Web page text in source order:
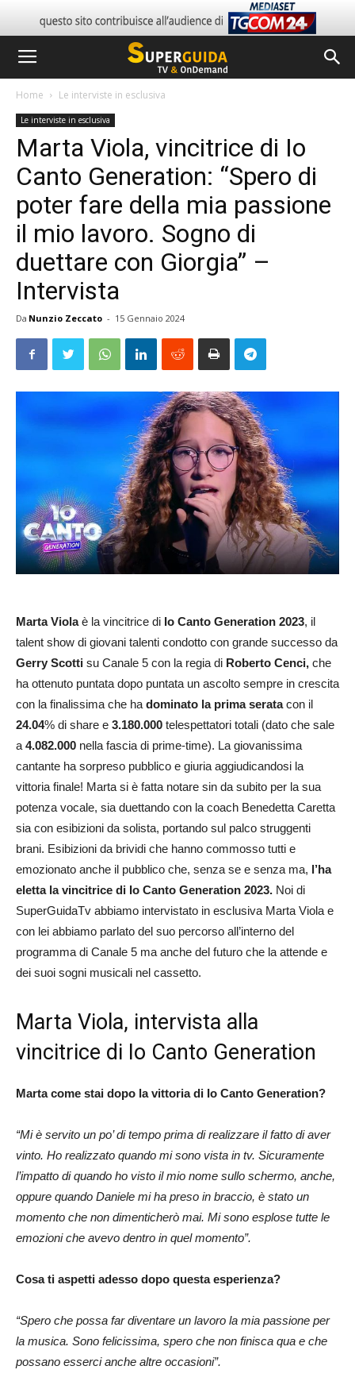
Home Le interviste in esclusiva
Le interviste in esclusiva
Marta Viola, vincitrice di Io
Canto Generation: “Spero di
poter fare della mia passione
il mio lavoro. Sogno di
duettare con Giorgia” –
Intervista
Da Nunzio Zeccato - 15 Gennaio 2024
Marta Violaè la vincitrice di Io Canto Generation 2023, il
talent show di giovani talenti condotto con grande successo da
Gerry Scotti su Canale 5 con la regia di Roberto Cenci, che
ha ottenuto puntata dopo puntata un ascolto sempre in crescita
con la finalissima che ha dominato la prima seratacon il
24.04% di share e 3.180.000 telespettatori totali (dato che sale
a 4.082.000 nella fascia di prime-time). La giovanissima
cantante ha sorpreso pubblico e giuria aggiudicandosi la
vittoria finale! Marta si è fatta notare sin da subito per la sua
potenza vocale, sia duettando con la coach Benedetta Caretta
sia con esibizioni da solista, portando sul palco struggenti
brani. Esibizioni da brividi che hanno commosso tutti e
emozionato anche il pubblico che, senza se e senza ma, l’ha
eletta la vincitrice di Io Canto Generation 2023. Noi di
SuperGuidaTv abbiamo intervistato in esclusiva Marta Viola e
con lei abbiamo parlato del suo percorso all’interno del
programma di Canale 5 ma anche del futuro che la attende e
dei suoi sogni musicali nel cassetto.
Marta Viola, intervista alla
vincitrice di Io Canto Generation
Marta come stai dopo la vittoria di Io Canto Generation?
“Mi è servito un po’ di tempo prima di realizzare il fatto di aver
vinto. Ho realizzato quando mi sono vista in tv. Sicuramente
l’impatto di quando ho visto il mio nome sullo schermo, anche,
oppure quando Daniele mi ha preso in braccio, è stato un
momento che non dimenticherò mai. Mi sono esplose tutte le
emozioni che avevo dentro in quel momento”.
Cosa ti aspetti adesso dopo questa esperienza?
“Spero che possa far diventare un lavoro la mia passione per
la musica. Sono felicissima, spero che non finisca qua e che
possano esserci anche altre occasioni”.